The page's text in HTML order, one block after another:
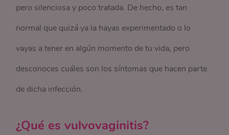
pero silenciosa y poco tratada. De hecho, es tan
normal que quizá ya la hayas experimentado o lo
vayas a tener en algún momento de tu vida, pero
desconoces cuáles son los síntomas que hacen parte
de dicha infección.
¿Qué es vulvovaginitis?